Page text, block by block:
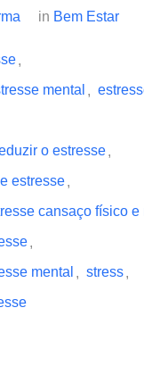
in Bem Estar
,
mental ,
o estresse,
estresse,
cansaço físico e
,
mental , stress,